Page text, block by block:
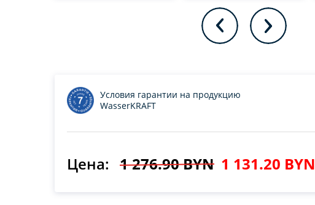
Условия гарантии на продукцию
WasserKRAFT
Цена: 1 276.90 BYN 1 131.20 BYN